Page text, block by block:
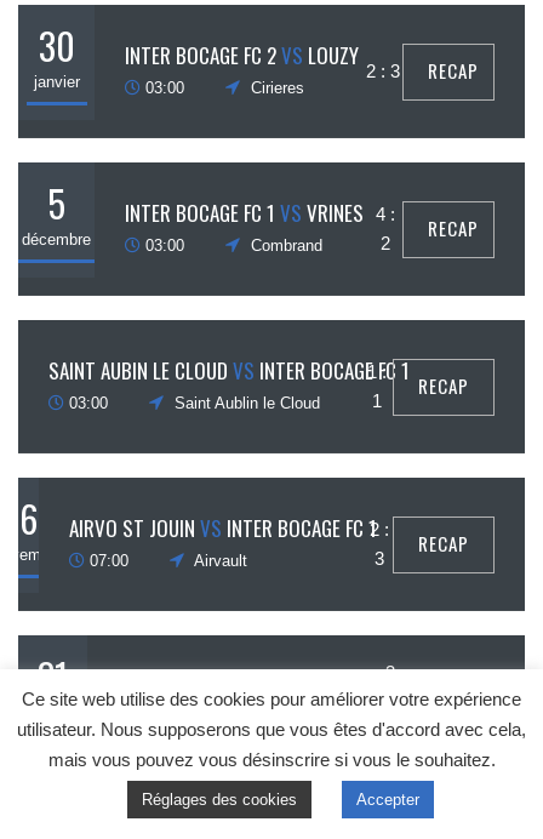
30
janvier
INTER BOCAGE FC 2VS LOUZY
03:00 Cirieres
2 : 3 RECAP
5
décembre
INTER BOCAGE FC 1 VS VRINES
03:00 Combrand
4 :
2
RECAP
SAINT AUBIN LE CLOUD VS INTER BOCAGE FC 1
03:00 Saint Aublin le Cloud
1 :
1
RECAP
6 AIRVO ST JOUIN VS INTER BOCAGE FC 1
07:00 Airvault
2 :
3
RECAP
31
octobre
INTER BOCAGE FC 1 FC AUTIZE
3
:
0
RECAP
Ce site web utilise des cookies pour améliorer votre expérience
utilisateur. Nous supposerons que vous êtes d'accord avec cela,
mais vous pouvez vous désinscrire si vous le souhaitez.
Réglages des cookies Accepter